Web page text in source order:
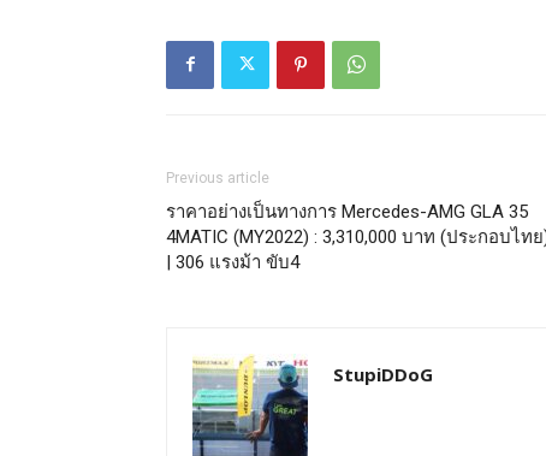
Previous article
ราคาอย่างเป็นทางการ Mercedes-AMG GLA 35
4MATIC (MY2022) : 3,310,000 บาท (ประกอบไทย
| 306 แรงม้า ขับ4
StupiDDoG